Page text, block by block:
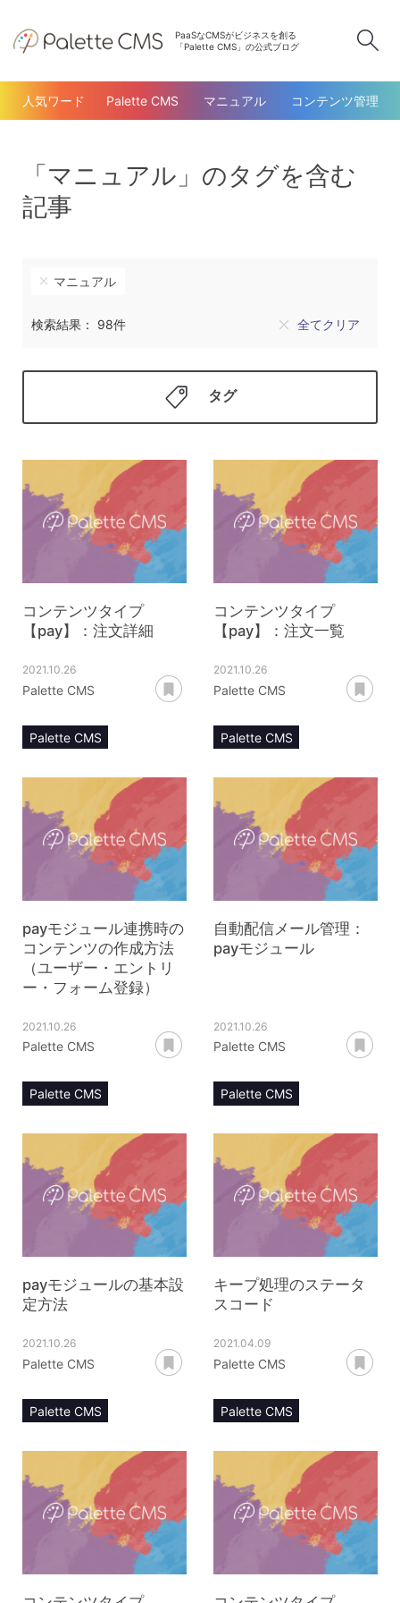
PaaSなCMSがビジネスを創る
「Palette CMS」の公式ブログ
人気ワード Palette CMS マニュアル コンテンツ管理
「マニュアル」のタグを含む
記事
マニュアル
検索結果： 98件 全てクリア
タグ
コンテンツタイプ
【pay】：注文詳細
2021.10.26
Palette CMS
あとで読む
Palette CMS
コンテンツ管理
注文詳細
コンテンツタイプ
【pay】：注文一覧
2021.10.26
Palette CMS
Palette CMS
コンテンツ管理
注文一覧
payモジュール連携時の
コンテンツの作成方法
（ユーザー・エントリ
ー・フォーム登録）
2021.10.26
Palette CMS
あとで読む
Palette CMS
コンテンツ管理
ユーザー登録
自動配信メール管理：
payモジュール
2021.10.26
Palette CMS
Palette CMS
自動配信メール管理
payモジュール
payモジュールの基本設
定方法
2021.10.26
Palette CMS
あとで読む
Palette CMS
payモジュール
キープ処理のステータ
スコード
2021.04.09
Palette CMS
Palette CMS
keepモジュール
ステータスコード
キープJS